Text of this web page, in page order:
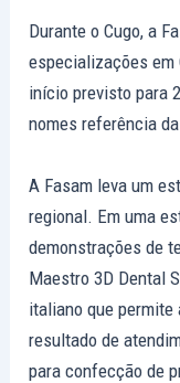
Durante o Cugo, a
especializações em
início previsto para
nomes referência
A Fasam leva um
regional. Em uma
demonstrações de
Maestro 3D Dental
italiano que permite
resultado de
para confecção de